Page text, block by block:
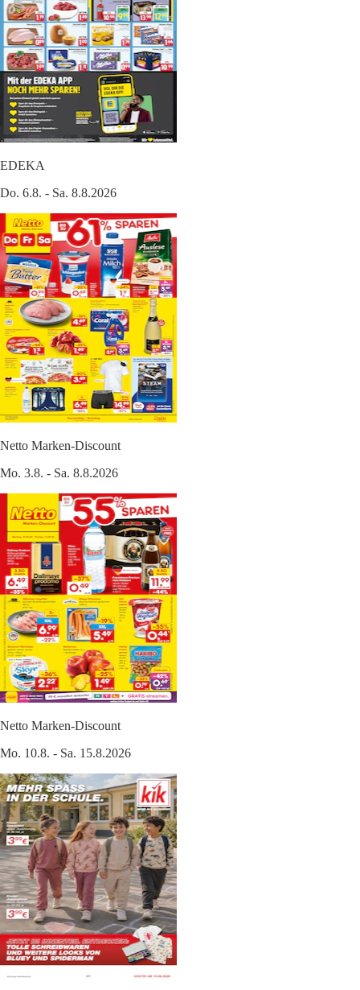
EDEKA
Do. 6.8. - Sa. 8.8.2026
Netto Marken-Discount
Mo. 3.8. - Sa. 8.8.2026
Netto Marken-Discount
Mo. 10.8. - Sa. 15.8.2026